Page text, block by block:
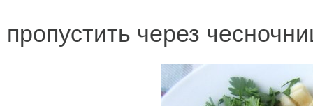
пропустить через